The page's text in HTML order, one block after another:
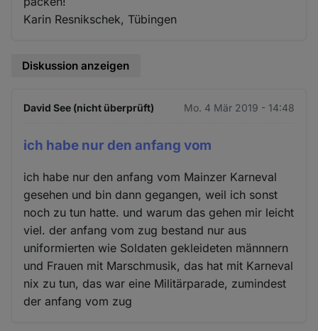
Karin Resnikschek, Tübingen
Diskussion anzeigen
David See (nicht überprüft) Mo. 4 Mär 2019 - 14:48
ich habe nur den anfang vom
ich habe nur den anfang vom Mainzer Karneval
gesehen und bin dann gegangen, weil ich sonst
noch zu tun hatte. und warum das gehen mir leicht
viel. der anfang vom zug bestand nur aus
uniformierten wie Soldaten gekleideten männnern
und Frauen mit Marschmusik, das hat mit Karneval
nix zu tun, das war eine Militärparade, zumindest
der anfang vom zug